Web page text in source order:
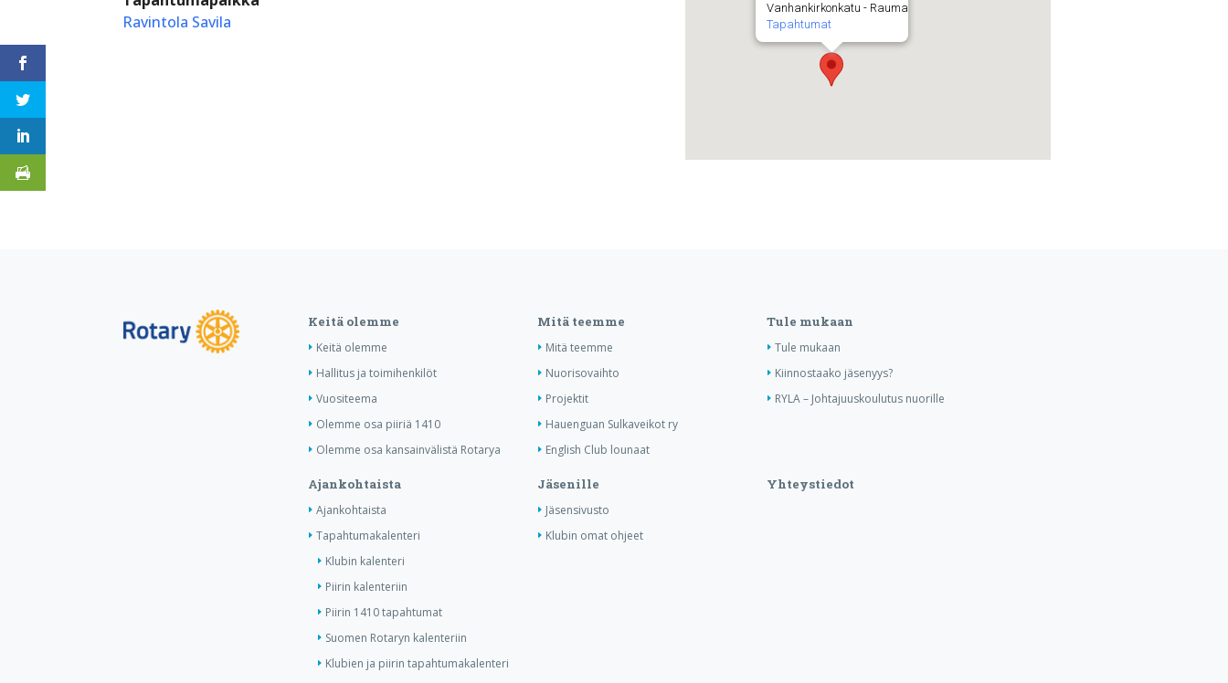
Vanhankirkonkatu - Rauma
Tapahtumat
Ravintola Savila
Keitä olemme
Keitä olemme
Hallitus ja toimihenkilöt
Vuositeema
Olemme osa piiriä 1410
Olemme osa kansainvälistä Rotarya
Mitä teemme
Mitä teemme
Nuorisovaihto
Projektit
Hauenguan Sulkaveikot ry
English Club lounaat
Tule mukaan
Tule mukaan
Kiinnostaako jäsenyys?
RYLA – Johtajuuskoulutus nuorille
Ajankohtaista
Ajankohtaista
Tapahtumakalenteri
Klubin kalenteri
Piirin kalenteriin
Piirin 1410 tapahtumat
Suomen Rotaryn kalenteriin
Klubien ja piirin tapahtumakalenteri
Jäsenille
Jäsensivusto
Klubin omat ohjeet
Yhteystiedot